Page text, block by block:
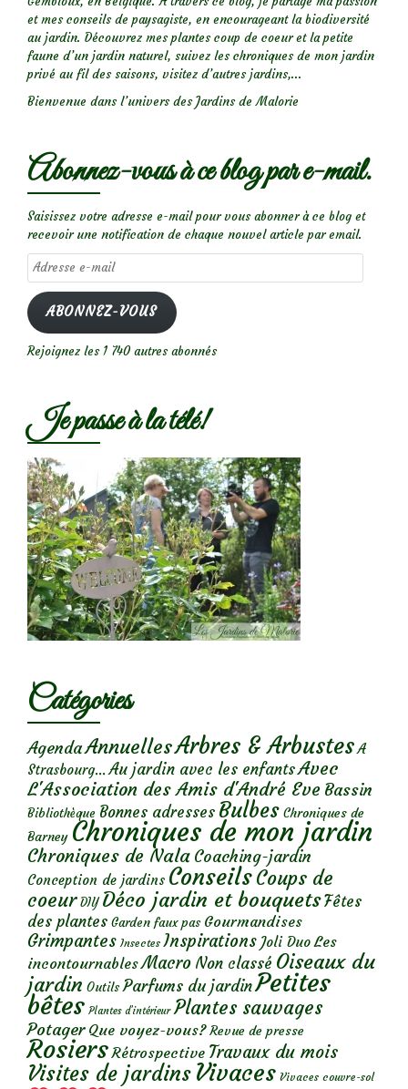
et mes conseils de paysagiste, en encourageant la biodiversité
au jardin. Découvrez mes plantes coup de coeur et la petite
faune d’un jardin naturel, suivez les chroniques de mon jardin
privé au fil des saisons, visitez d’autres jardins,...
Bienvenue dans l’univers des Jardins de Malorie
Abonnez-vous à ce blog par e-mail.
Saisissez votre adresse e-mail pour vous abonner à ce blog et
recevoir une notification de chaque nouvel article par email.
Adresse
e-
mail
ABONNEZ-VOUS
Rejoignez les 1 740 autres abonnés
Je passe à la télé!
Catégories
AgendaAnnuellesArbres & Arbustes A
Strasbourg... Au jardin avec les enfantsAvec
L'Association des Amis d'André Eve Bassin
Bibliothèque Bonnes adresses Bulbes Chroniques de
Barney Chroniques de mon jardin
Chroniques de Nala Coaching-jardin
Conception de jardins ConseilsCoups de
coeur DIY Déco jardin et bouquetsFêtes
des plantes Garden faux pas Gourmandises
Grimpantes Insectes Inspirations Joli Duo Les
incontournables Macro Non classé Oiseaux du
jardin Outils Parfums du jardinPetites
bêtes Plantes d’intérieur Plantes sauvages
Potager Que voyez-vous? Revue de presse
Rosiers Rétrospective Travaux du mois
Visites de jardins Vivaces Vivaces couvre-sol